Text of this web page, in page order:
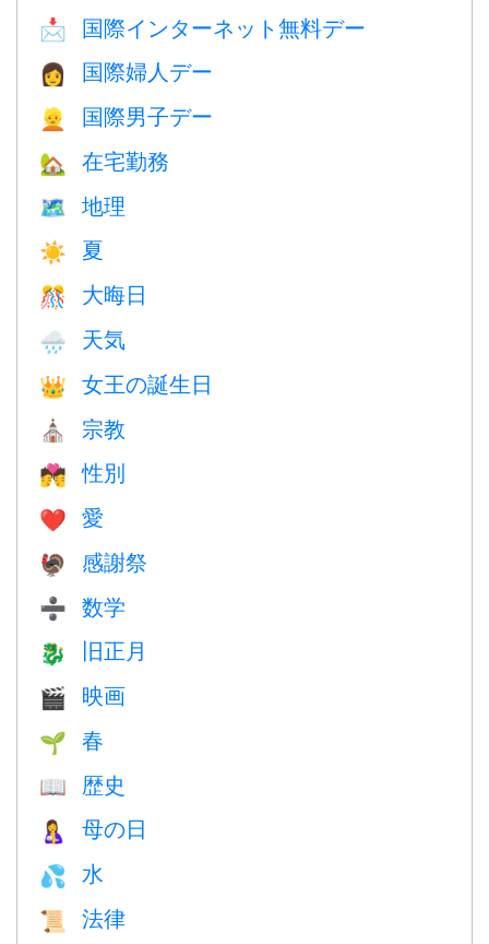
📩 国際インターネット無料デー
👩 国際婦人デー
👱 国際男子デー
🏡 在宅勤務
🗺 地理
☀️ 夏
🎊 大晦日
🌧 天気
👑 女王の誕生日
⛪️ 宗教
💏 性別
❤️️ 愛
🦃 感謝祭
➗ 数学
🐉 旧正月
🎬 映画
🌱 春
📖 歴史
🤱 母の日
💦 水
📜 法律